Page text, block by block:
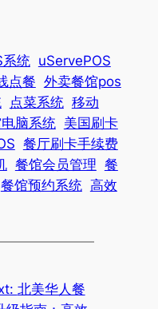
系统 uServePOS
点餐 外卖餐馆pos
点菜系统 移动
脑系统 美国刷卡
餐厅刷卡手续费
餐馆会员管理 餐
餐馆预约系统 高效
北美华人餐